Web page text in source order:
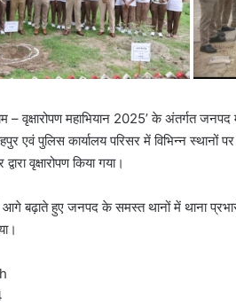
– वृक्षारोपण महाभियान 2025’ के अंतर्गत
एवं पुलिस कार्यालय परिसर में विभिन्न स्थानों
वृक्षारोपण किया गया।
बढ़ाते हुए जनपद के समस्त थानों में थाना प्रभारी